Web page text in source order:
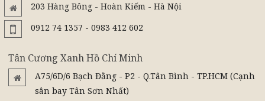
203 Hàng Bông - Hoàn Kiếm - Hà Nội
0912 74 1357 - 0983 412 602
Tân Cương Xanh Hồ Chí Minh
A75/6D/6 Bạch Đằng - P2 - Q.Tân Bình - TP.HCM (Cạnh
sân bay Tân Sơn Nhất)